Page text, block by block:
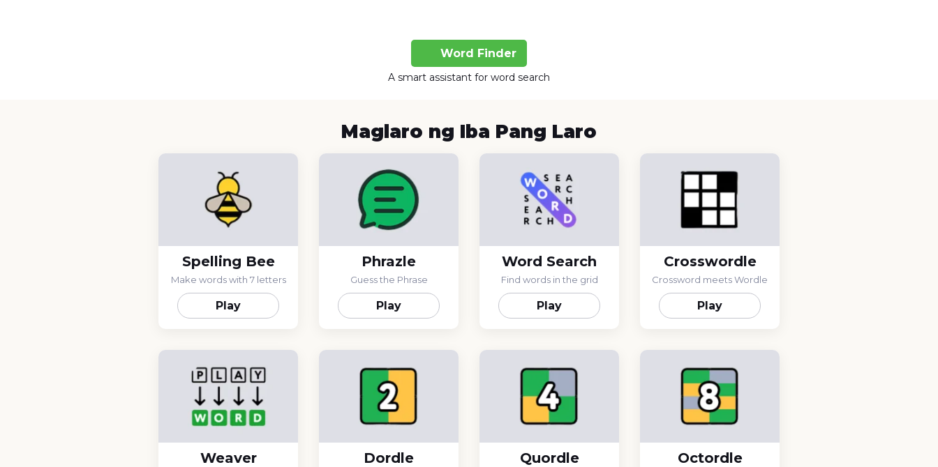
Word Finder
A smart assistant for word search
Maglaro ng Iba Pang Laro
Spelling Bee
Make words with 7 letters
Play
Phrazle
Guess the Phrase
Play
Word Search
Find words in the grid
Play
Crosswordle
Crossword meets Wordle
Play
Weaver Dordle Quordle Octordle